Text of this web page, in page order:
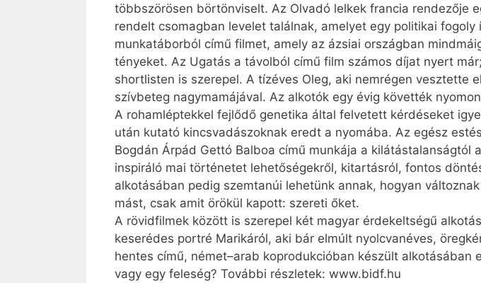
többszörösen börtönviselt. Az Olvadó lelkek francia rendezője
rendelt csomagban levelet találnak, amelyet egy politikai
munkatáborból című filmet, amely az ázsiai országban
tényeket. Az Ugatás a távolból című film számos díjat nyert
shortlisten is szerepel. A tízéves Oleg, aki nemrégen vesztette
szívbeteg nagymamájával. Az alkotók egy évig követték
A rohamléptekkel fejlődő genetika által felvetett kérdéseket
után kutató kincsvadászoknak eredt a nyomába. Az egész
Bogdán Árpád Gettó Balboa című munkája a
inspiráló mai történetet lehetőségekről, kitartásról, fontos
alkotásában pedig szemtanúi lehetünk annak, hogyan
mást, csak amit örökül kapott: szereti őket.
A rövidfilmek között is szerepel két magyar érdekeltségű
keserédes portré Marikáról, aki bár elmúlt nyolcvanéves,
hentes című, német–arab koprodukcióban készült
vagy egy feleség? További részletek: www.bidf.hu